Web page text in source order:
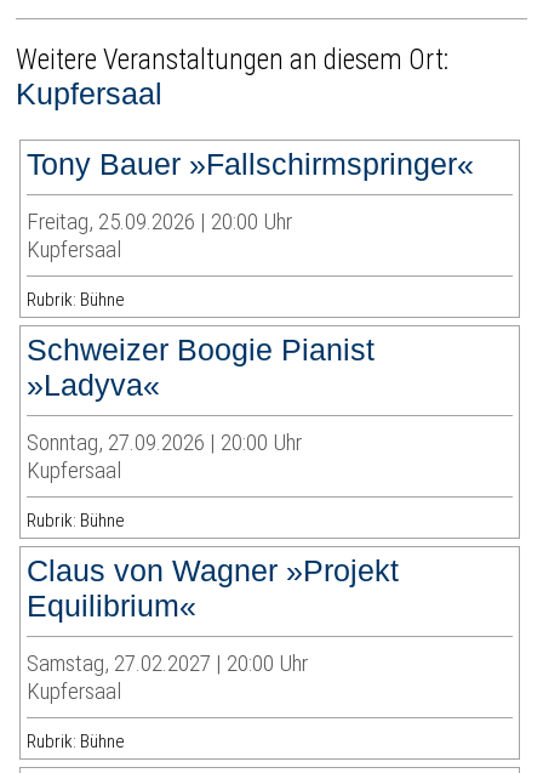
Weitere Veranstaltungen an diesem Ort:
Kupfersaal
Tony Bauer »Fallschirmspringer«
Freitag, 25.09.2026 | 20:00 Uhr
Kupfersaal
Rubrik: Bühne
Schweizer Boogie Pianist
»Ladyva«
Sonntag, 27.09.2026 | 20:00 Uhr
Kupfersaal
Rubrik: Bühne
Claus von Wagner »Projekt
Equilibrium«
Samstag, 27.02.2027 | 20:00 Uhr
Kupfersaal
Rubrik: Bühne